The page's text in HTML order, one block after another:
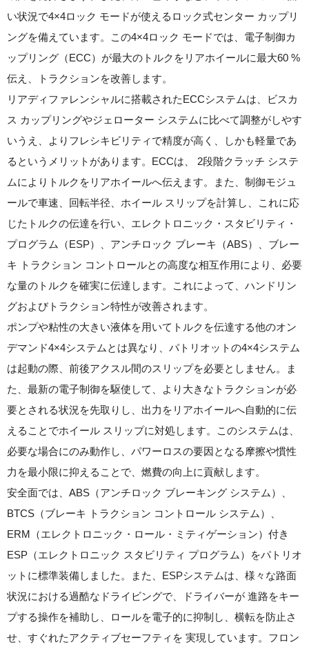
い状況で4×4ロック モードが使えるロック式センター カップリ
ングを備えています。この4×4ロック モードでは、電子制御カ
ップリング（ECC）が最大のトルクをリアホイールに最大60 %
伝え、トラクションを改善します。
リアディファレンシャルに搭載されたECCシステムは、ビスカ
ス カップリングやジェローター システムに比べて調整がしやす
いうえ、よりフレシキビリティで精度が高く、しかも軽量であ
るというメリットがあります。ECCは、 2段階クラッチ システ
ムによりトルクをリアホイールへ伝えます。また、制御モジュ
ールで車速、回転半径、ホイール スリップを計算し、これに応
じたトルクの伝達を行い、エレクトロニック・スタビリティ・
プログラム（ESP）、アンチロック ブレーキ（ABS）、ブレー
キ トラクション コントロールとの高度な相互作用により、必要
な量のトルクを確実に伝達します。これによって、ハンドリン
グおよびトラクション特性が改善されます。
ポンプや粘性の大きい液体を用いてトルクを伝達する他のオン
デマンド4×4システムとは異なり、パトリオットの4×4システム
は起動の際、前後アクスル間のスリップを必要としません。ま
た、最新の電子制御を駆使して、より大きなトラクションが必
要とされる状況を先取りし、出力をリアホイールへ自動的に伝
えることでホイール スリップに対処します。このシステムは、
必要な場合にのみ動作し、パワーロスの要因となる摩擦や慣性
力を最小限に抑えることで、燃費の向上に貢献します。
安全面では、ABS（アンチロック ブレーキング システム）、
BTCS（ブレーキ トラクション コントロール システム）、
ERM（エレクトロニック・ロール・ミティゲーション）付き
ESP（エレクトロニック スタビリティ プログラム）をパトリオ
ットに標準装備しました。また、ESPシステムは、様々な路面
状況における過酷なドライビングで、ドライバーが 進路をキー
プする操作を補助し、ロールを電子的に抑制し、横転を防止さ
せ、すぐれたアクティブセーフティを 実現しています。フロン